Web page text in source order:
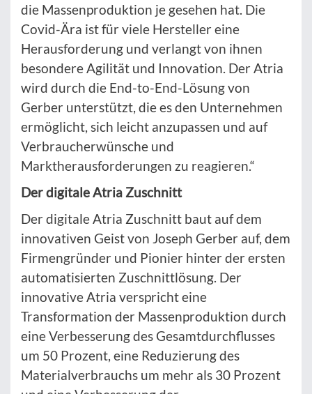
die Massenproduktion je gesehen hat. Die
Covid-Ära ist für viele Hersteller eine
Herausforderung und verlangt von ihnen
besondere Agilität und Innovation. Der Atria
wird durch die End-to-End-Lösung von
Gerber unterstützt, die es den Unternehmen
ermöglicht, sich leicht anzupassen und auf
Verbraucherwünsche und
Marktherausforderungen zu reagieren.“
Der digitale Atria Zuschnitt
Der digitale Atria Zuschnitt baut auf dem
innovativen Geist von Joseph Gerber auf, dem
Firmengründer und Pionier hinter der ersten
automatisierten Zuschnittlösung. Der
innovative Atria verspricht eine
Transformation der Massenproduktion durch
eine Verbesserung des Gesamtdurchflusses
um 50 Prozent, eine Reduzierung des
Materialverbrauchs um mehr als 30 Prozent